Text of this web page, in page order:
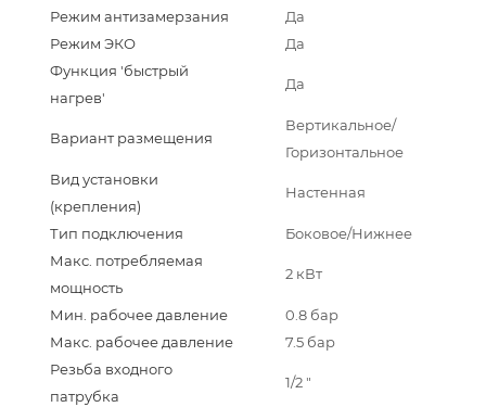
Режим антизамерзания
Да
Режим ЭКО
Да
Функция 'быстрый
нагрев'
Да
Вариант размещения
Вертикальное/
Горизонтальное
Вид установки
(крепления)
Настенная
Тип подключения
Боковое/Нижнее
Макс. потребляемая
мощность
2 кВт
Мин. рабочее давление
0.8 бар
Макс. рабочее давление
7.5 бар
Резьба входного
патрубка
1/2 "